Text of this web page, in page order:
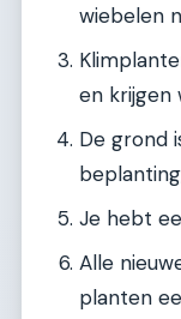
wiebelen
en krijgen
De grond
Je hebt
Alle
planten